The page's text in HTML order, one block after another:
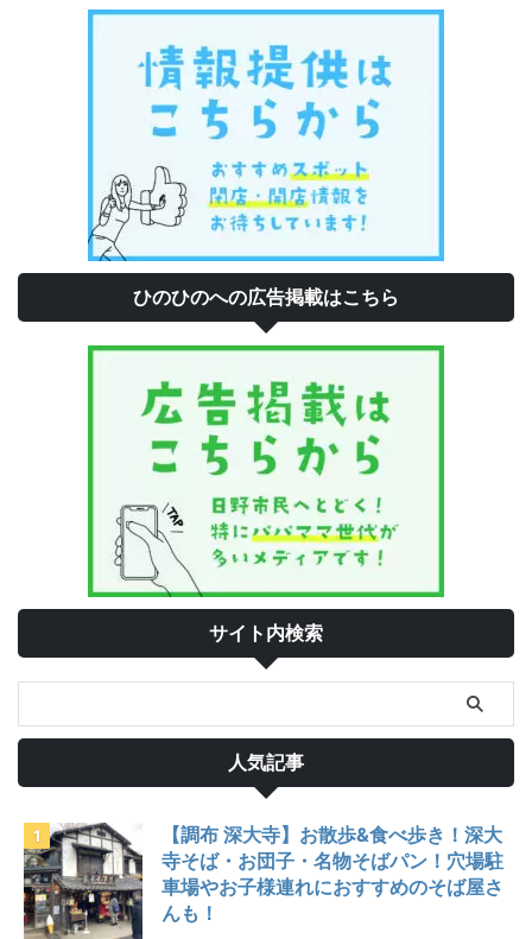
ひのひのへの広告掲載はこちら
サイト内検索
人気記事
【調布 深大寺】お散歩&食べ歩き！深大
寺そば・お団子・名物そばパン！穴場駐
車場やお子様連れにおすすめのそば屋さ
んも！